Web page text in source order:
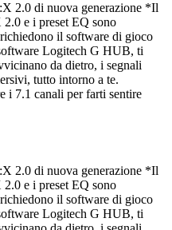
2.0 di nuova generazione *Il
e i preset EQ sono
il software di gioco
Logitech G HUB, ti
da dietro, i segnali
tutto intorno a te.
i 7.1 canali per farti sentire
2.0 di nuova generazione *Il
e i preset EQ sono
il software di gioco
Logitech G HUB, ti